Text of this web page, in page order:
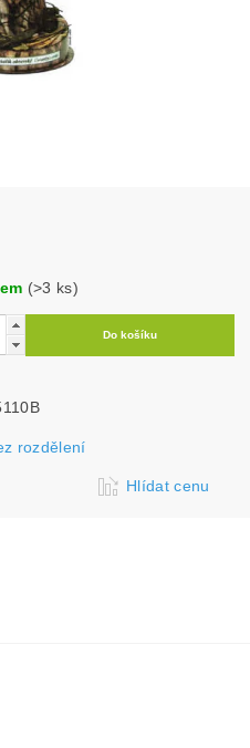
(>3 ks)
rozdělení
Hlídat cenu